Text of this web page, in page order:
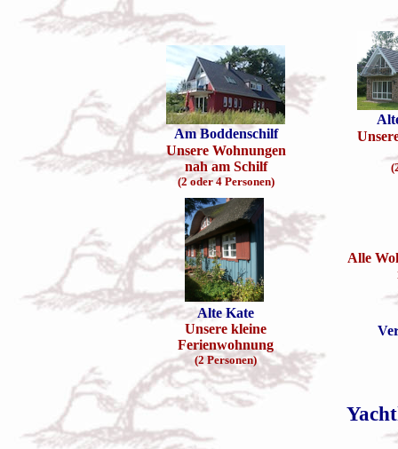
Am Boddenschilf
Unsere Wohnungen
nah am Schilf
(2 oder 4 Personen)
Alte Kate
Unsere kleine
Ferienwohnung
(2 Personen)
Alle